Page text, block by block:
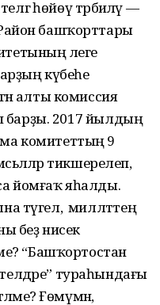
һөйөү тәрбиәләү —
башҡорттары
әлеге
күбеһе
алты комиссия
барҙы. 2017 йылдың
комитеттың 9
тикшерелеп,
йомғаҡ яһалды.
түгел, ә милләттең
беҙ нисек
“Башҡортостан
тураһындағы
Ғөмүмән,